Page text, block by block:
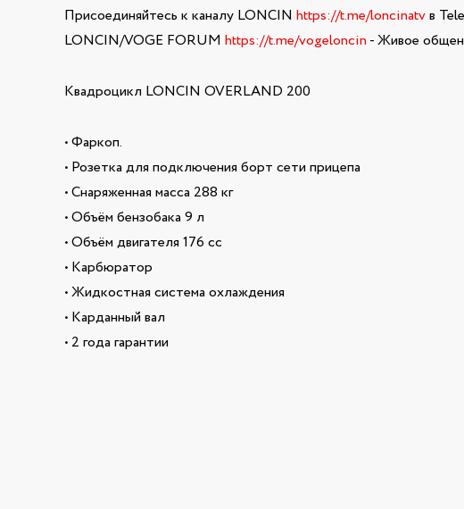
Присоединяйтесь к каналу LONCIN https://t.me/loncinatvв
LONCIN/VOGE FORUM https://t.me/vogeloncin - Живое
Квадроцикл LONCIN OVERLAND 200
• Фаркоп.
• Розетка для подключения борт сети прицепа
• Снаряженная масса 288 кг
• Объём бензобака 9 л
• Объём двигателя 176 сс
• Карбюратор
• Жидкостная система охлаждения
• Карданный вал
• 2 года гарантии